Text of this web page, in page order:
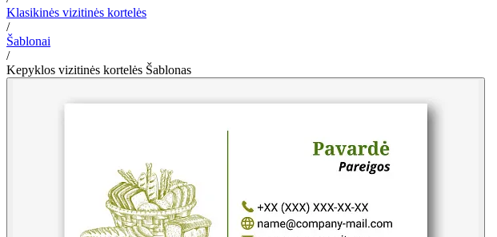
Klasikinės vizitinės kortelės
/
Šablonai
/
Kepyklos vizitinės kortelės Šablonas